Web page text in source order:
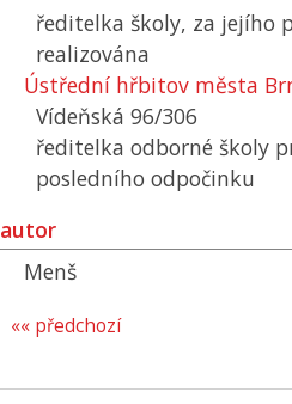
ředitelka školy, za jejího
realizována
Ústřední hřbitov města
Vídeňská 96/306
ředitelka odborné školy
posledního odpočinku
autor
Menš
«« předchozí